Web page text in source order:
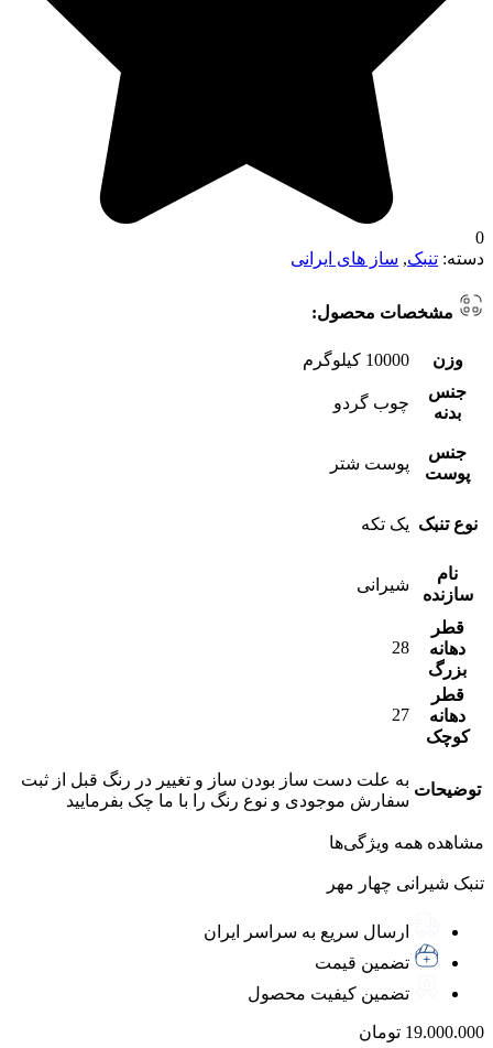
0
دسته: تنبک, ساز های ایرانی
مشخصات محصول:
وزن
10000 کیلوگرم
جنس
بدنه
چوب گردو
جنس
پوست
پوست شتر
نوع تنبک یک تکه
نام
سازنده
شیرانی
قطر
دهانه
بزرگ
28
قطر
دهانه
کوچک
27
توضیحات
به علت دست ساز بودن ساز و تغییر در رنگ قبل از ثبت
سفارش موجودی و نوع رنگ را با ما چک بفرمایید
مشاهده همه ویژگی‌ها
تنبک شیرانی چهار مهر
ارسال سریع به سراسر ایران
تضمین قیمت
تضمین کیفیت محصول
19.000.000 تومان